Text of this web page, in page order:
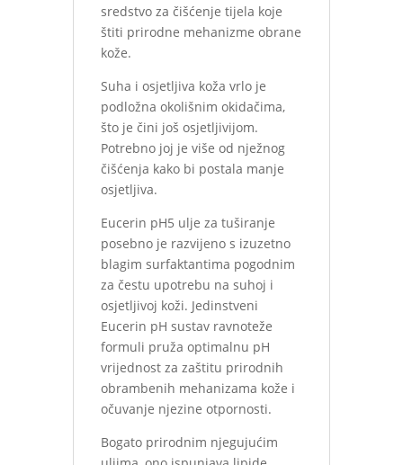
sredstvo za čišćenje tijela koje
štiti prirodne mehanizme obrane
kože.
Suha i osjetljiva koža vrlo je
podložna okolišnim okidačima,
što je čini još osjetljivijom.
Potrebno joj je više od nježnog
čišćenja kako bi postala manje
osjetljiva.
Eucerin pH5 ulje za tuširanje
posebno je razvijeno s izuzetno
blagim surfaktantima pogodnim
za čestu upotrebu na suhoj i
osjetljivoj koži. Jedinstveni
Eucerin pH sustav ravnoteže
formuli pruža optimalnu pH
vrijednost za zaštitu prirodnih
obrambenih mehanizama kože i
očuvanje njezine otpornosti.
Bogato prirodnim njegujućim